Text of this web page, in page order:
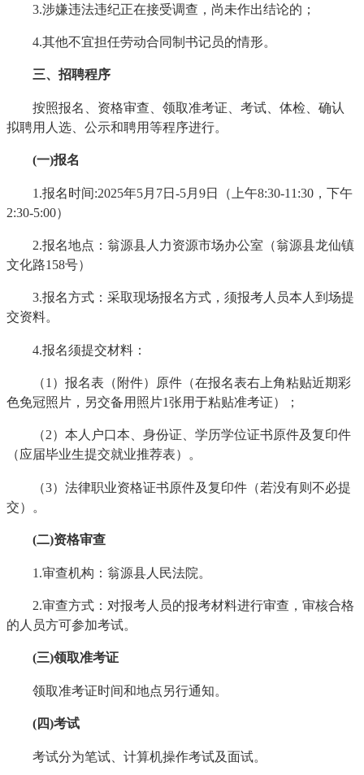
3.涉嫌违法违纪正在接受调查，尚未作出结论的；
4.其他不宜担任劳动合同制书记员的情形。
三、招聘程序
按照报名、资格审查、领取准考证、考试、体检、确认
拟聘用人选、公示和聘用等程序进行。
(一)报名
1.报名时间:2025年5月7日-5月9日（上午8:30-11:30，下午
2:30-5:00）
2.报名地点：翁源县人力资源市场办公室（翁源县龙仙镇
文化路158号）
3.报名方式：采取现场报名方式，须报考人员本人到场提
交资料。
4.报名须提交材料：
（1）报名表（附件）原件（在报名表右上角粘贴近期彩
色免冠照片，另交备用照片1张用于粘贴准考证）；
（2）本人户口本、身份证、学历学位证书原件及复印件
（应届毕业生提交就业推荐表）。
（3）法律职业资格证书原件及复印件（若没有则不必提
交）。
(二)资格审查
1.审查机构：翁源县人民法院。
2.审查方式：对报考人员的报考材料进行审查，审核合格
的人员方可参加考试。
(三)领取准考证
领取准考证时间和地点另行通知。
(四)考试
考试分为笔试、计算机操作考试及面试。